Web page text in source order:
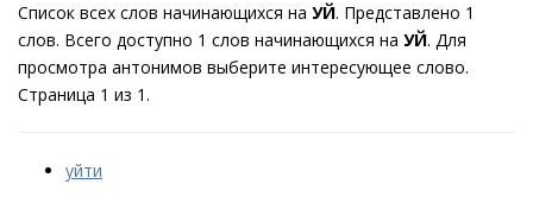
Список всех слов начинающихся на УЙ. Представлено 1
слов. Всего доступно 1 слов начинающихся на УЙ. Для
просмотра антонимов выберите интересующее слово.
Страница 1 из 1.
уйти